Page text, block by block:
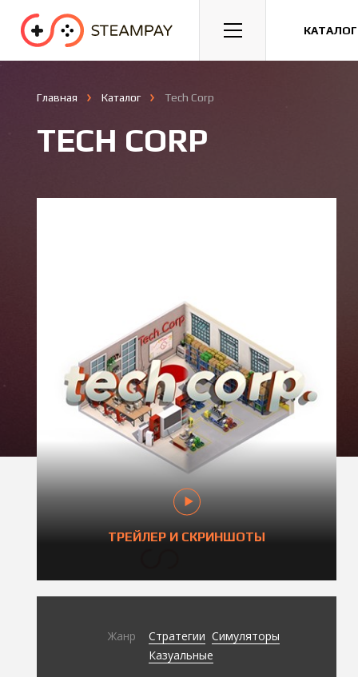
Спорт Гонки Казуальные
Главная Каталог Tech Corp
TECH CORP
ТРЕЙЛЕР И СКРИНШОТЫ
Жанр Стратегии Симуляторы
Казуальные